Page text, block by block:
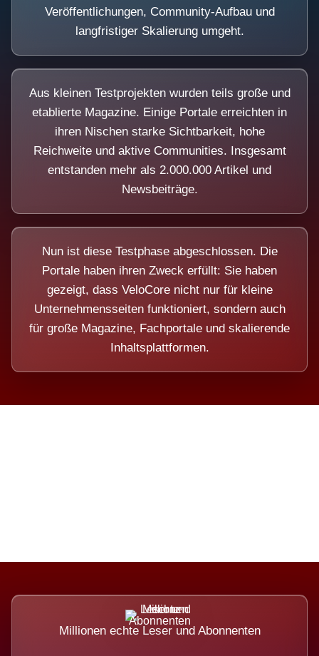
Veröffentlichungen, Community-Aufbau und
langfristiger Skalierung umgeht.
Aus kleinen Testprojekten wurden teils große und
etablierte Magazine. Einige Portale erreichten in
ihren Nischen starke Sichtbarkeit, hohe
Reichweite und aktive Communities. Insgesamt
entstanden mehr als 2.000.000 Artikel und
Newsbeiträge.
Nun ist diese Testphase abgeschlossen. Die
Portale haben ihren Zweck erfüllt: Sie haben
gezeigt, dass VeloCore nicht nur für kleine
Unternehmensseiten funktioniert, sondern auch
für große Magazine, Fachportale und skalierende
Inhaltsplattformen.
Millionen echte Leser und Abonnenten